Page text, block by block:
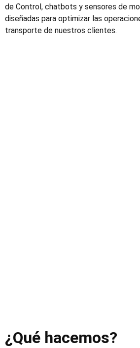
de Control, chatbots y sensores de
diseñadas para optimizar las
transporte de nuestros clientes.
¿Qué hacemos?